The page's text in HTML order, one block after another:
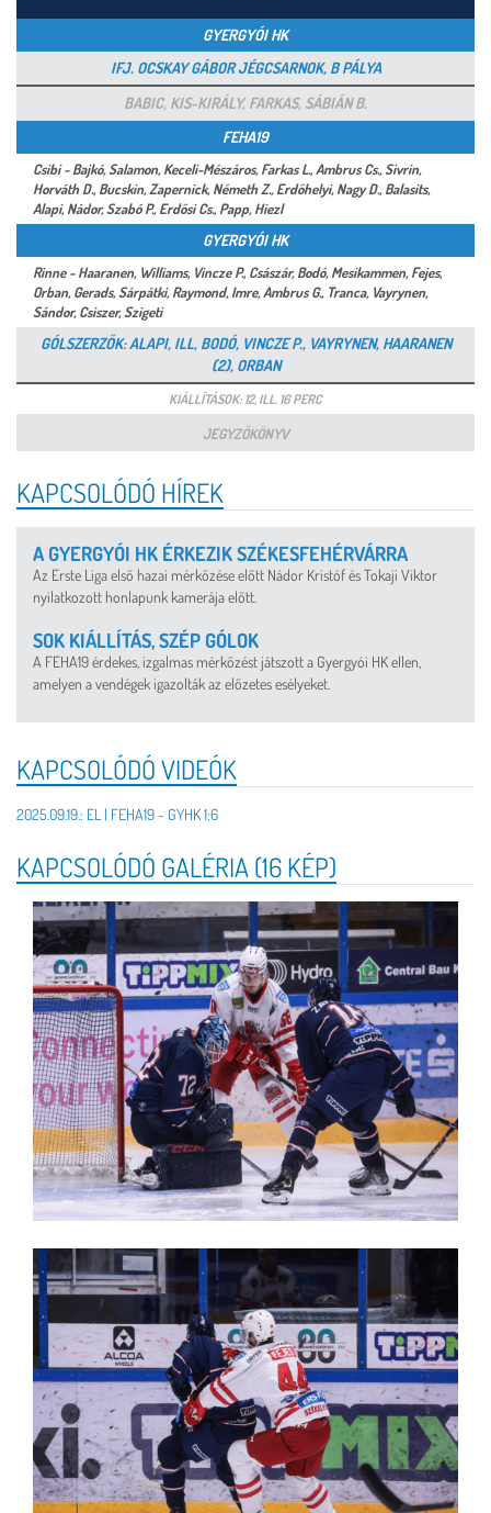
GYERGYÓI HK
IFJ. OCSKAY GÁBOR JÉGCSARNOK, B PÁLYA
BABIC, KIS-KIRÁLY, FARKAS, SÁBIÁN B.
FEHA19
Csibi - Bajkó, Salamon, Keceli-Mészáros, Farkas L., Ambrus Cs., Sivrin,
Horváth D., Bucskin, Zapernick, Németh Z., Erdőhelyi, Nagy D., Balasits,
Alapi, Nádor, Szabó P., Erdősi Cs., Papp, Hiezl
GYERGYÓI HK
Rinne - Haaranen, Williams, Vincze P., Császár, Bodó, Mesikammen, Fejes,
Orban, Gerads, Sárpátki, Raymond, Imre, Ambrus G., Tranca, Vayrynen,
Sándor, Csiszer, Szigeti
GÓLSZERZŐK: ALAPI, ILL, BODÓ, VINCZE P., VAYRYNEN, HAARANEN
(2), ORBAN
KIÁLLÍTÁSOK: 12, ILL. 16 PERC
JEGYZŐKÖNYV
KAPCSOLÓDÓ HÍREK
A GYERGYÓI HK ÉRKEZIK SZÉKESFEHÉRVÁRRA
Az Erste Liga első hazai mérkőzése előtt Nádor Kristóf és Tokaji Viktor
nyilatkozott honlapunk kamerája előtt.
SOK KIÁLLÍTÁS, SZÉP GÓLOK
A FEHA19 érdekes, izgalmas mérkőzést játszott a Gyergyói HK ellen,
amelyen a vendégek igazolták az előzetes esélyeket.
KAPCSOLÓDÓ VIDEÓK
2025.09.19.: EL | FEHA19 - GYHK 1:6
KAPCSOLÓDÓ GALÉRIA (16 KÉP)